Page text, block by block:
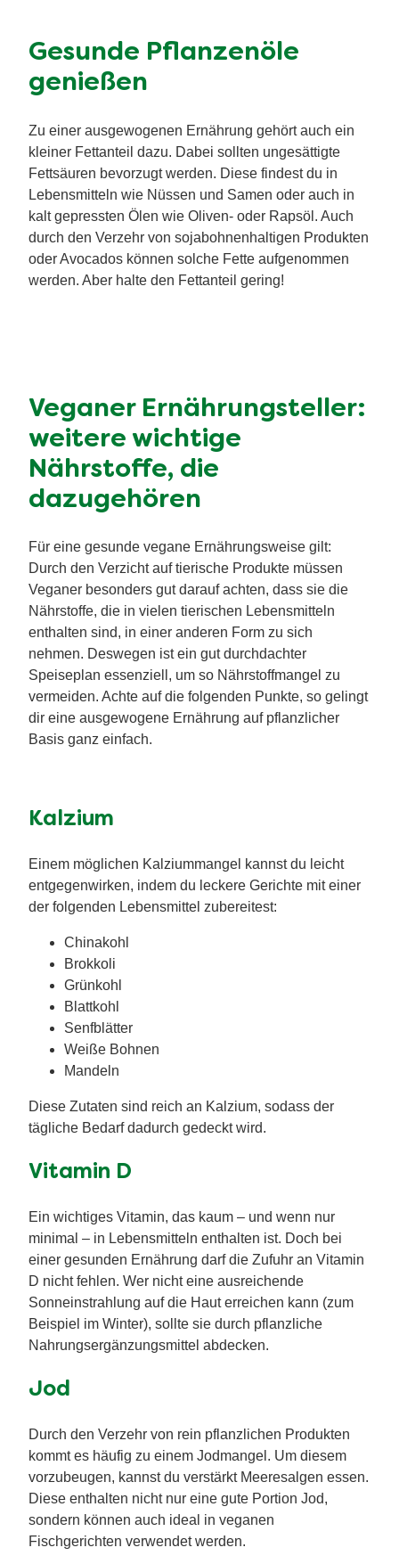
Gesunde Pflanzenöle
genießen
Zu einer ausgewogenen Ernährung gehört auch ein
kleiner Fettanteil dazu. Dabei sollten ungesättigte
Fettsäuren bevorzugt werden. Diese findest du in
Lebensmitteln wie Nüssen und Samen oder auch in
kalt gepressten Ölen wie Oliven- oder Rapsöl. Auch
durch den Verzehr von sojabohnenhaltigen Produkten
oder Avocados können solche Fette aufgenommen
werden. Aber halte den Fettanteil gering!
Veganer Ernährungsteller:
weitere wichtige
Nährstoffe, die
dazugehören
Für eine gesunde vegane Ernährungsweise gilt:
Durch den Verzicht auf tierische Produkte müssen
Veganer besonders gut darauf achten, dass sie die
Nährstoffe, die in vielen tierischen Lebensmitteln
enthalten sind, in einer anderen Form zu sich
nehmen. Deswegen ist ein gut durchdachter
Speiseplan essenziell, um so Nährstoffmangel zu
vermeiden. Achte auf die folgenden Punkte, so gelingt
dir eine ausgewogene Ernährung auf pflanzlicher
Basis ganz einfach.
Kalzium
Einem möglichen Kalziummangel kannst du leicht
entgegenwirken, indem du leckere Gerichte mit einer
der folgenden Lebensmittel zubereitest:
Chinakohl
Brokkoli
Grünkohl
Blattkohl
Senfblätter
Weiße Bohnen
Mandeln
Diese Zutaten sind reich an Kalzium, sodass der
tägliche Bedarf dadurch gedeckt wird.
Vitamin D
Ein wichtiges Vitamin, das kaum – und wenn nur
minimal – in Lebensmitteln enthalten ist. Doch bei
einer gesunden Ernährung darf die Zufuhr an Vitamin
D nicht fehlen. Wer nicht eine ausreichende
Sonneinstrahlung auf die Haut erreichen kann (zum
Beispiel im Winter), sollte sie durch pflanzliche
Nahrungsergänzungsmittel abdecken.
Jod
Durch den Verzehr von rein pflanzlichen Produkten
kommt es häufig zu einem Jodmangel. Um diesem
vorzubeugen, kannst du verstärkt Meeresalgen essen.
Diese enthalten nicht nur eine gute Portion Jod,
sondern können auch ideal in veganen
Fischgerichten verwendet werden.